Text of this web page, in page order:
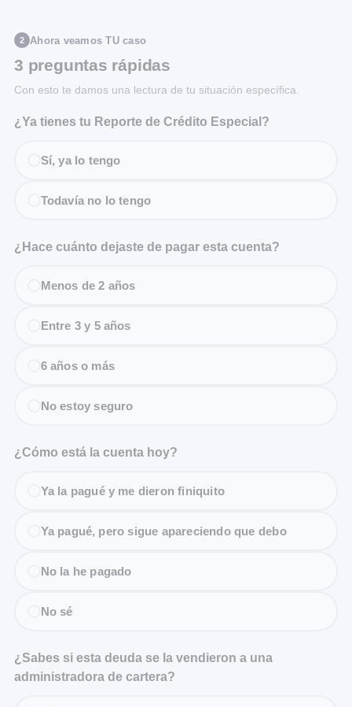
2 Ahora veamos TU caso
3 preguntas rápidas
Con esto te damos una lectura de tu situación específica.
¿Ya tienes tu Reporte de Crédito Especial?
Sí, ya lo tengo
Todavía no lo tengo
¿Hace cuánto dejaste de pagar esta cuenta?
Menos de 2 años
Entre 3 y 5 años
6 años o más
No estoy seguro
¿Cómo está la cuenta hoy?
Ya la pagué y me dieron finiquito
Ya pagué, pero sigue apareciendo que debo
No la he pagado
No sé
¿Sabes si esta deuda se la vendieron a una
administradora de cartera?